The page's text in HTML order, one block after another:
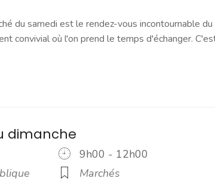
du samedi est le rendez-vous incontournable du
convivial où l'on prend le temps d'échanger.
dimanche
9h00 - 12h00
Marchés